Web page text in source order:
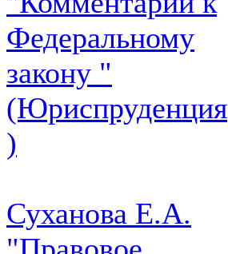
Федеральному
закону "
(Юриспруденция
)
Суханова Е.А.